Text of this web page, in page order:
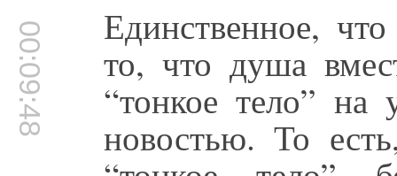
00:09:48 Единственное,
то, что душа
“тонкое тело”
новостью. То